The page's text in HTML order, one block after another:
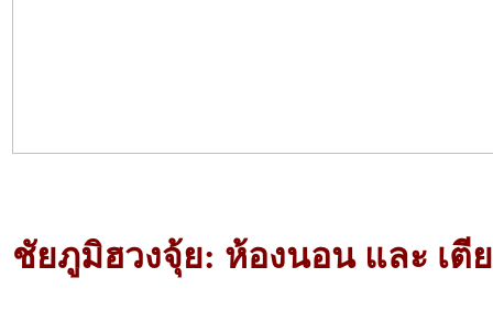
ชัยภูมิฮวงจุ้ย: ห้องนอน และ เตี